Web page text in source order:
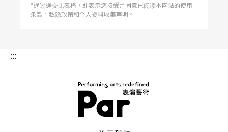
*通过递交此表格，即表示您接受并同意已阅读本网站的使用
条款，私隐政策和个人资料收集声明。
:::